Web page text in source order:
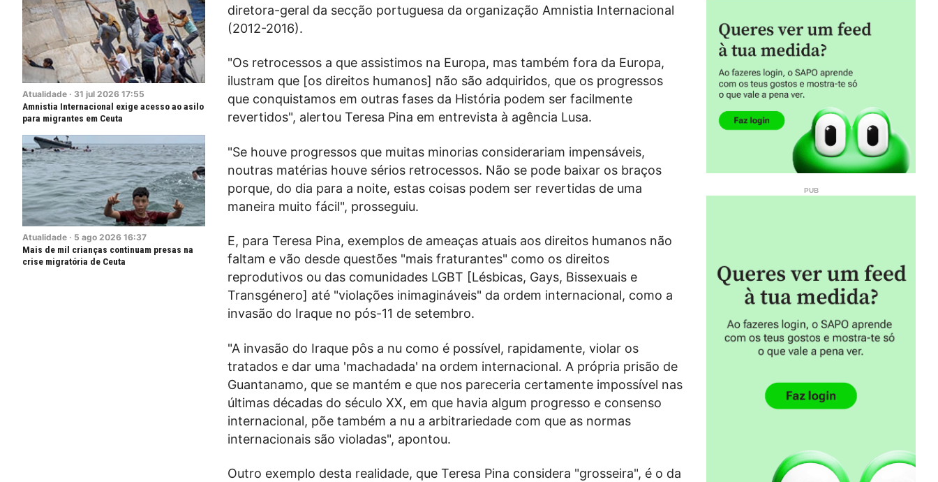
Atualidade · 31 jul 2026 17:55
Amnistia Internacional exige acesso ao asilo
para migrantes em Ceuta
Atualidade · 5 ago 2026 16:37
Mais de mil crianças continuam presas na
crise migratória de Ceuta
diretora-geral da secção portuguesa da organização Amnistia Internacional
(2012-2016).
"Os retrocessos a que assistimos na Europa, mas também fora da Europa,
ilustram que [os direitos humanos] não são adquiridos, que os progressos
que conquistamos em outras fases da História podem ser facilmente
revertidos", alertou Teresa Pina em entrevista à agência Lusa.
"Se houve progressos que muitas minorias considerariam impensáveis,
noutras matérias houve sérios retrocessos. Não se pode baixar os braços
porque, do dia para a noite, estas coisas podem ser revertidas de uma
maneira muito fácil", prosseguiu.
E, para Teresa Pina, exemplos de ameaças atuais aos direitos humanos não
faltam e vão desde questões "mais fraturantes" como os direitos
reprodutivos ou das comunidades LGBT [Lésbicas, Gays, Bissexuais e
Transgénero] até "violações inimagináveis" da ordem internacional, como a
invasão do Iraque no pós-11 de setembro.
"A invasão do Iraque pôs a nu como é possível, rapidamente, violar os
tratados e dar uma 'machadada' na ordem internacional. A própria prisão de
Guantanamo, que se mantém e que nos pareceria certamente impossível nas
últimas décadas do século XX, em que havia algum progresso e consenso
internacional, põe também a nu a arbitrariedade com que as normas
internacionais são violadas", apontou.
Outro exemplo desta realidade, que Teresa Pina considera "grosseira", é o da